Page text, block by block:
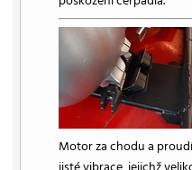
Motor za chodu a